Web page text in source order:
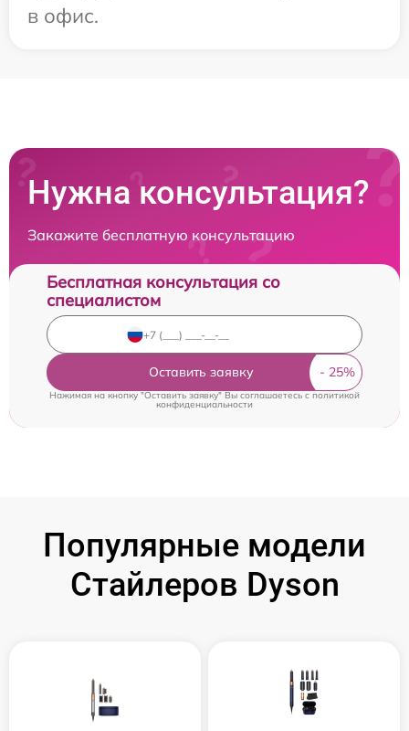
в офис.
Нужна консультация?
Закажите бесплатную консультацию
Бесплатная консультация со
специалистом
Оставить заявку
Нажимая на кнопку "Оставить заявку" Вы соглашаетесь cполитикой
конфиденциальности
Популярные модели
Стайлеров Dyson